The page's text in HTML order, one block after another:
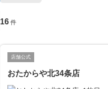
16 件
店舗公式
おたからや北34条店